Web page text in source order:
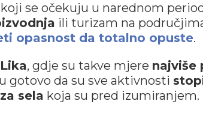
se očekuju u narednom
ili turizam na
opasnost da totalno opuste.
Lika, gdje su takve mjere najviše
gotovo da su sve aktivnosti
sela koja su pred izumiranjem.